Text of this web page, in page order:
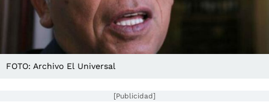
FOTO: Archivo El Universal
[Publicidad]